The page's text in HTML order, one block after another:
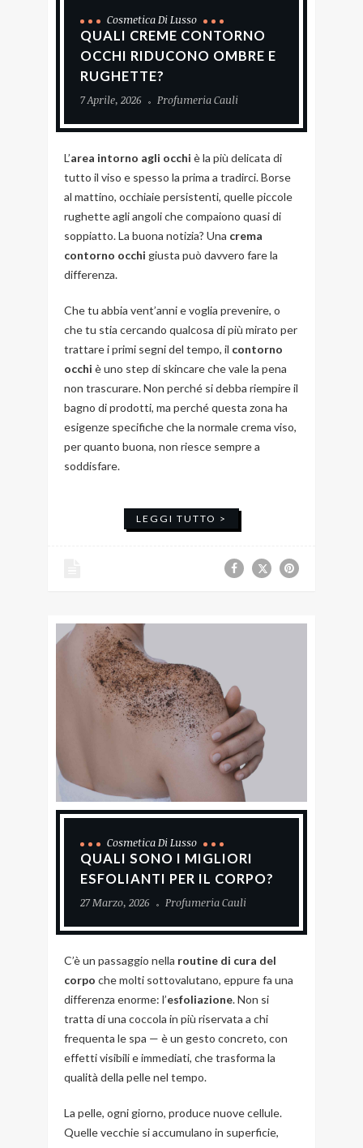
Cosmetica Di Lusso
QUALI CREME CONTORNO
OCCHI RIDUCONO OMBRE E
RUGHETTE?
7 Aprile, 2026 Profumeria Cauli
L’area intorno agli occhi è la più delicata di
tutto il viso e spesso la prima a tradirci. Borse
al mattino, occhiaie persistenti, quelle piccole
rughette agli angoli che compaiono quasi di
soppiatto. La buona notizia? Una crema
contorno occhi giusta può davvero fare la
differenza.
Che tu abbia vent’anni e voglia prevenire, o
che tu stia cercando qualcosa di più mirato per
trattare i primi segni del tempo, il contorno
occhi è uno step di skincare che vale la pena
non trascurare. Non perché si debba riempire il
bagno di prodotti, ma perché questa zona ha
esigenze specifiche che la normale crema viso,
per quanto buona, non riesce sempre a
soddisfare.
LEGGI TUTTO >
Cosmetica Di Lusso
QUALI SONO I MIGLIORI
ESFOLIANTI PER IL CORPO?
27 Marzo, 2026 Profumeria Cauli
C’è un passaggio nella routine di cura del
corpo che molti sottovalutano, eppure fa una
differenza enorme: l’esfoliazione. Non si
tratta di una coccola in più riservata a chi
frequenta le spa — è un gesto concreto, con
effetti visibili e immediati, che trasforma la
qualità della pelle nel tempo.
La pelle, ogni giorno, produce nuove cellule.
Quelle vecchie si accumulano in superficie,